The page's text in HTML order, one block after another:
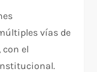
vías de
el